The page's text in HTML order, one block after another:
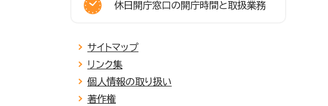
休日開庁窓口の開庁時間と取扱業務
サイトマップ
リンク集
個人情報の取り扱い
著作権